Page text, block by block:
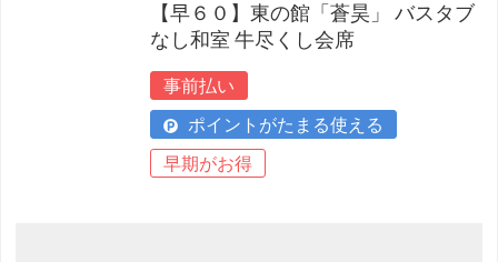
【早６０】東の館「蒼昊」 バスタブ
なし和室 牛尽くし会席
事前払い
ポイントがたまる使える
早期がお得